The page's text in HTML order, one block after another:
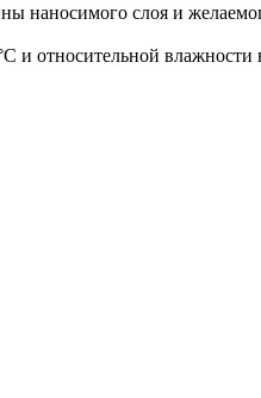
наносимого слоя и
и относительной влажности